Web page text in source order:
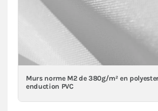
Murs norme M2 de 380g/m² en
enduction PVC